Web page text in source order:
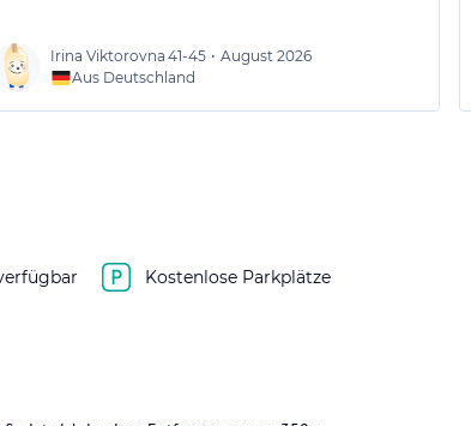
Irina Viktorovna 41-45 • August 2026
Aus Deutschland
Kostenlose Parkplätze